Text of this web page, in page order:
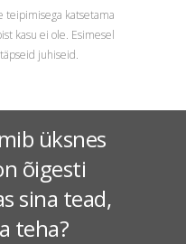
teipimisega katsetama
kasu ei ole. Esimesel
juhiseid.
üksnes
õigesti
sina tead,
teha?